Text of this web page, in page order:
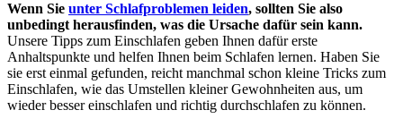
Wenn Sie unter Schlafproblemen leiden, sollten Sie also
unbedingt herausfinden, was die Ursache dafür sein kann.
Unsere Tipps zum Einschlafen geben Ihnen dafür erste
Anhaltspunkte und helfen Ihnen beim Schlafen lernen. Haben Sie
sie erst einmal gefunden, reicht manchmal schon kleine Tricks zum
Einschlafen, wie das Umstellen kleiner Gewohnheiten aus, um
wieder besser einschlafen und richtig durchschlafen zu können.